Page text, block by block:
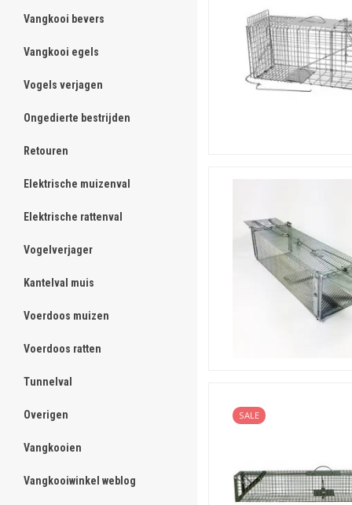
Vangkooi bevers
Vangkooi egels
Vogels verjagen
Ongedierte bestrijden
Retouren
Elektrische muizenval
Elektrische rattenval
Vogelverjager
Kantelval muis
Voerdoos muizen
Voerdoos ratten
Tunnelval
Overigen
Vangkooien
Vangkooiwinkel weblog
ghost
ghost
ghost
ghost
ghost
ghost
ghost
ghost
ghost
ghost
ghost
ghost
ghost
ghost
.
SALE